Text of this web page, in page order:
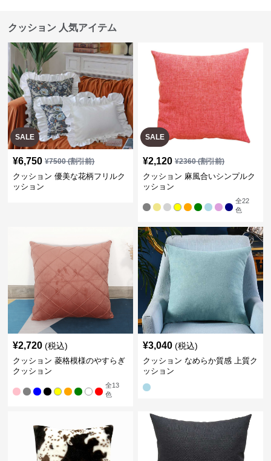
クッション 人気アイテム
SALE
¥6,750 ¥7500(割引前)
クッション 優美な花柄フリルク
ッション
SALE
¥2,120 ¥2360(割引前)
クッション 麻風合いシンプルク
ッション
全22
色
¥2,720 (税込)
クッション 菱格模様のやすらぎ
クッション
全13
色
¥3,040 (税込)
クッション なめらか質感 上質ク
ッション